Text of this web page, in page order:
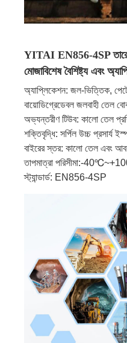
YITAI EN856-4SP তারের
মোজাবিশেষ বৈশিষ্ট্য এবং
অ্যাপ্লিকেশন: জল-ভিত্তিক,
বায়োডিগ্রেডেবল জলবাহী তেল
অভ্যন্তরীণ টিউব: কালো তেল
শক্তিবৃদ্ধি: সর্পিল উচ্চ প্রসার্য
বাইরের স্তর: কালো তেল এবং
তাপমাত্রা পরিসীমা:-
স্ট্যান্ডার্ড: EN856-4SP